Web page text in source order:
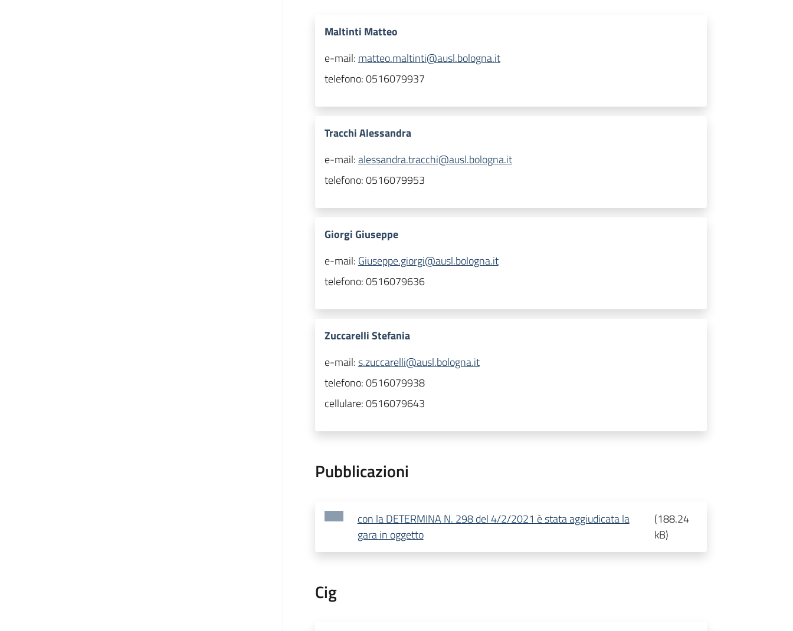
Maltinti Matteo
e-mail: matteo.maltinti@ausl.bologna.it
telefono:0516079937
Tracchi Alessandra
e-mail:alessandra.tracchi@ausl.bologna.it
telefono:0516079953
Giorgi Giuseppe
e-mail: Giuseppe.giorgi@ausl.bologna.it
telefono:0516079636
Zuccarelli Stefania
e-mail:s.zuccarelli@ausl.bologna.it
telefono:0516079938
cellulare:0516079643
Pubblicazioni
con la DETERMINA N. 298 del 4/2/2021 è stata aggiudicata la
gara in oggetto
(188.24
kB)
Cig